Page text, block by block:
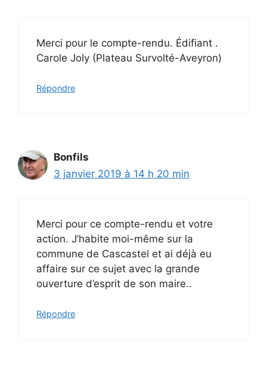
Merci pour le compte-rendu. Édifiant .
Carole Joly (Plateau Survolté-Aveyron)
Répondre
Bonfils
3 janvier 2019 à 14 h 20 min
Merci pour ce compte-rendu et votre
action. J’habite moi-même sur la
commune de Cascastel et ai déjà eu
affaire sur ce sujet avec la grande
ouverture d’esprit de son maire..
Répondre